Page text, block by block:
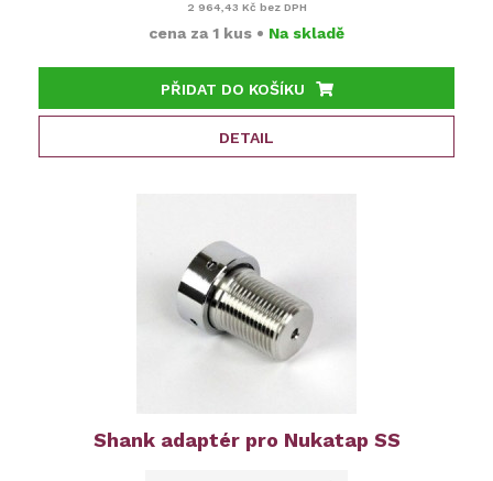
2 964,43 Kč bez DPH
cena za 1 kus • Na skladě
PŘIDAT DO KOŠÍKU
DETAIL
Shank adaptér pro Nukatap SS